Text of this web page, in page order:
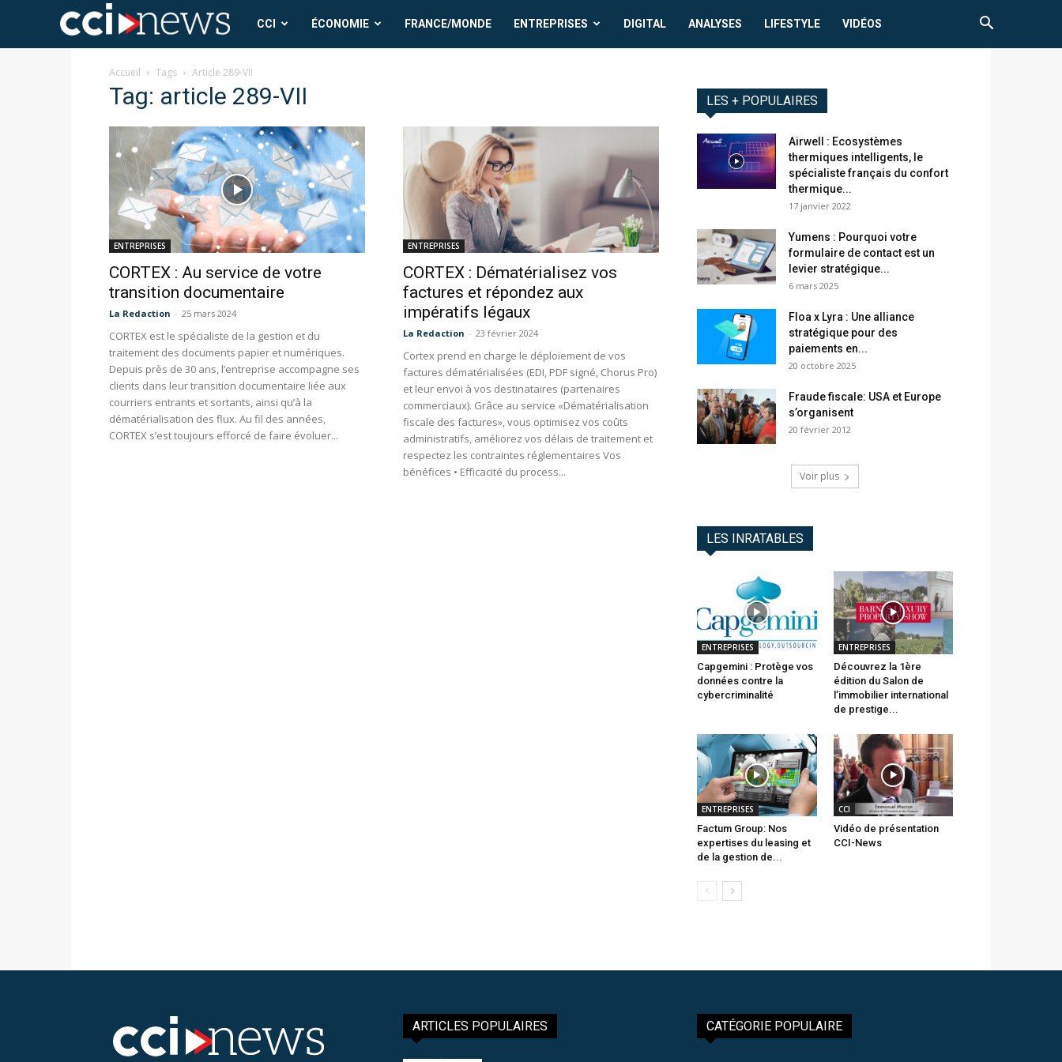
CCI
News
CCI ÉCONOMIE FRANCE/MONDE ENTREPRISES DIGITAL ANALYSES LIFESTYLE VIDÉOS
Accueil Tags Article 289-VII
Tag: article 289-VII
ENTREPRISES
CORTEX : Au service de votre
transition documentaire
La Redaction - 25 mars 2024
CORTEX est le spécialiste de la gestion et du
traitement des documents papier et numériques.
Depuis près de 30 ans, l’entreprise accompagne ses
clients dans leur transition documentaire liée aux
courriers entrants et sortants, ainsi qu’à la
dématérialisation des flux. Au fil des années,
CORTEX s’est toujours efforcé de faire évoluer...
ENTREPRISES
CORTEX : Dématérialisez vos
factures et répondez aux
impératifs légaux
La Redaction - 23 février 2024
Cortex prend en charge le déploiement de vos
factures dématérialisées (EDI, PDF signé, Chorus Pro)
et leur envoi à vos destinataires (partenaires
commerciaux). Grâce au service «Dématérialisation
fiscale des factures», vous optimisez vos coûts
administratifs, améliorez vos délais de traitement et
respectez les contraintes réglementaires Vos
bénéfices • Efficacité du process...
LES + POPULAIRES
Airwell : Ecosystèmes
thermiques intelligents, le
spécialiste français du confort
thermique...
17 janvier 2022
Yumens : Pourquoi votre
formulaire de contact est un
levier stratégique...
6 mars 2025
Floa x Lyra : Une alliance
stratégique pour des
paiements en...
20 octobre 2025
Fraude fiscale: USA et Europe
s’organisent
20 février 2012
Voir plus
LES INRATABLES
ENTREPRISES
Capgemini : Protège vos
données contre la
cybercriminalité
ENTREPRISES
Découvrez la 1ère
édition du Salon de
l’immobilier international
de prestige...
ENTREPRISES
Factum Group: Nos
expertises du leasing et
de la gestion de...
CCI
Vidéo de présentation
CCI-News
ARTICLES POPULAIRES CATÉGORIE POPULAIRE